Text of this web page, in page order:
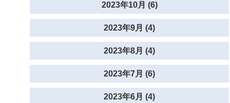
2023年10月 (6)
2023年9月 (4)
2023年8月 (4)
2023年7月 (6)
2023年6月 (4)